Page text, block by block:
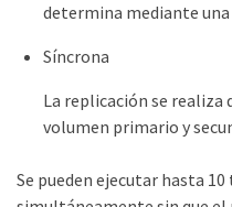
determina mediante
Síncrona
La replicación se
volumen primario y
Se pueden ejecutar hasta